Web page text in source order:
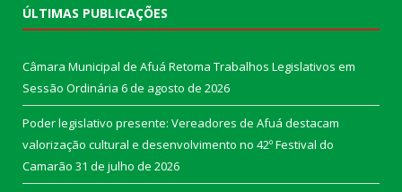
ÚLTIMAS PUBLICAÇÕES
Câmara Municipal de Afuá Retoma Trabalhos Legislativos em
Sessão Ordinária 6 de agosto de 2026
Poder legislativo presente: Vereadores de Afuá destacam
valorização cultural e desenvolvimento no 42º Festival do
Camarão 31 de julho de 2026